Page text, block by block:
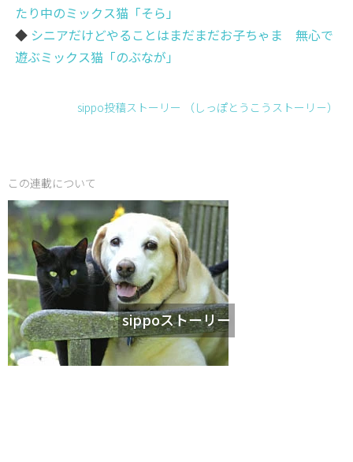
たり中のミックス猫「そら」
◆ シニアだけどやることはまだまだお子ちゃま 無心で
遊ぶミックス猫「のぶなが」
sippo投稿ストーリー （しっぽとうこうストーリ－）
この連載について
sippoストーリー